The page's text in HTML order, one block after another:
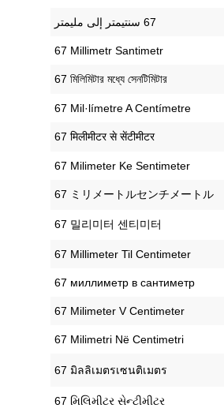
‎67 Millimetr Santimetr
‎67 মিলিমিটার মধ্যে সেনটিমিটার
‎67 Mil·límetre A Centímetre
‎67 मिलीमीटर से सेंटीमीटर
‎67 Milimeter Ke Sentimeter
‎67 ミリメートルセンチメートル
‎67 밀리미터 센티미터
‎67 Millimeter Til Centimeter
‎67 миллиметр в сантиметр
‎67 Milimeter V Centimeter
‎67 Milimetri Në Centimetri
‎67 มิลลิเมตรเซนติเมตร
‎67 મિલિમીટર સેન્ટીમીટર